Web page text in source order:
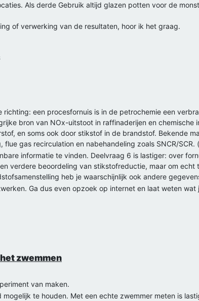
Als derde Gebruik altijd glazen potten voor de
of verwerking van de resultaten, hoor ik het graag.
een procesfornuis is in de petrochemie een
bron van NOx-uitstoot in raffinaderijen en chemische
en soms ook door stikstof in de brandstof. Bekende
gas recirculation en nabehandeling zoals SNCR/SCR.
informatie te vinden. Deelvraag 6 is lastiger: over
verdere beoordeling van stikstofreductie, maar om
heb je waarschijnlijk ook andere
Ga dus even opzoek op internet en laat weten
zwemmen
van maken.
te houden. Met een echte zwemmer meten is